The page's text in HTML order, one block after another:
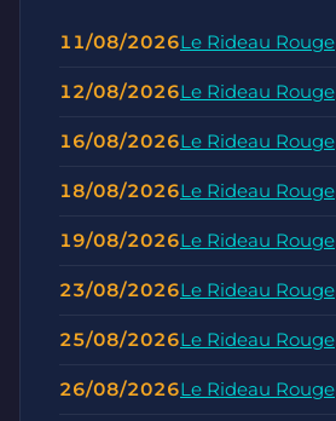
11/08/2026Le Rideau Rouge
12/08/2026Le Rideau Rouge
16/08/2026Le Rideau Rouge
18/08/2026Le Rideau Rouge
19/08/2026Le Rideau Rouge
23/08/2026Le Rideau Rouge
25/08/2026Le Rideau Rouge
26/08/2026Le Rideau Rouge